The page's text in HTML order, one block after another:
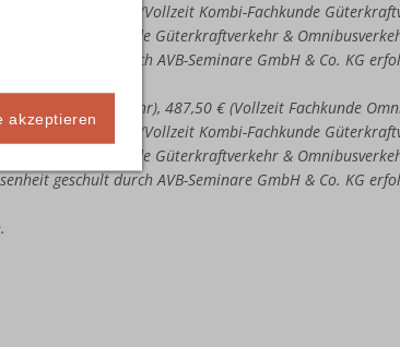
akzeptieren
351,25 € (Vollzeit Kombi-Fachkunde
Kombi-Fachkunde Güterkraftverkehr &
geschult durch AVB-Seminare GmbH & Co. KG
Güterkraftverkehr), 487,50 € (Vollzeit Fachkunde
702,50 € (Vollzeit Kombi-Fachkunde
Kombi-Fachkunde Güterkraftverkehr &
geschult durch AVB-Seminare GmbH & Co. KG